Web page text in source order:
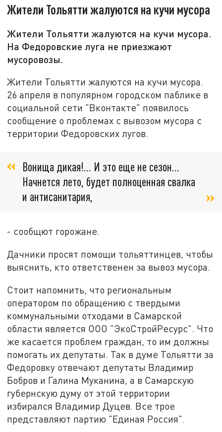
Жители Тольятти жалуются на кучи мусора
Жители Тольятти жалуются на кучи мусора.
На Федоровские луга не приезжают
мусоровозы.
Жители Тольятти жалуются на кучи мусора.
26 апреля в популярном городском паблике в
социальной сети "Вконтакте" появилось
сообщение о проблемах с вывозом мусора с
территории Федоровских лугов.
Вонища дикая!... И это еще не сезон…
Начнется лето, будет полноценная свалка
и антисанитария,
- сообщют горожане.
Дачники просят помощи тольяттинцев, чтобы
выяснить, кто ответственен за вывоз мусора.
Стоит напомнить, что региональным
оператором по обращению с твердыми
коммунальными отходами в Самарской
области является ООО "ЭкоСтройРесурс". Что
же касается проблем граждан, то им должны
помогать их депутаты. Так в думе Тольятти за
Федоровку отвечают депутаты Владимир
Бобров и Галина Муканина, а в Самарскую
губернскую думу от этой территории
избирался Владимир Дуцев. Все трое
представляют партию "Единая Россия".